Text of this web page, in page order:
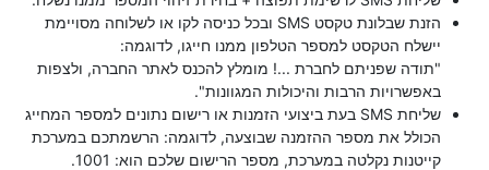
הזנת שבלונת טקסט SMS ובכל כניסה לקו או לשלוחה מסויימת
יישלח הטקסט למספר הטלפון ממנו חייגו, לדוגמה:
"תודה שפניתם לחברת ...! מומלץ להכנס לאתר החברה, ולצפות
באפשרויות הרבות והיכולות המגוונות".
שליחת SMS בעת ביצועי הזמנות או רישום נתונים למספר המחייג
הכולל את מספר ההזמנה שבוצעה, לדוגמה: הרשמתכם במערכת
קייטנות נקלטה במערכת, מספר הרישום שלכם הוא: 1001.